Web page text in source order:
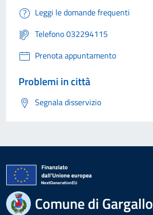
Leggi le domande frequenti
Telefono 032294115
Prenota appuntamento
Problemi in città
Segnala disservizio
Comune di Gargallo